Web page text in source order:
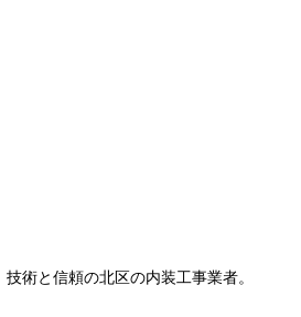
術と信頼の北区の内装工事業者。